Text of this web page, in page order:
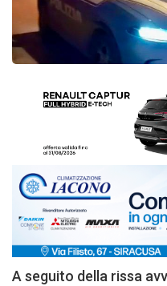
A seguito della rissa